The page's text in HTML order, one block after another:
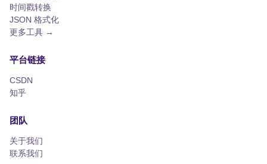
时间戳转换
JSON 格式化
更多工具 →
平台链接
CSDN
知乎
团队
关于我们
联系我们